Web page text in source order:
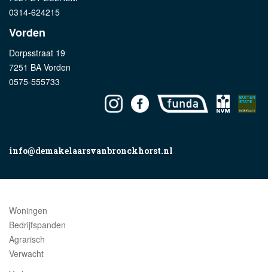
0314-624215
Vorden
Dorpsstraat 19
7251 BA Vorden
0575-555733
info@demakelaarsvanbronckhorst.nl
Woningen
Bedrijfspanden
Agrarisch
Verwacht